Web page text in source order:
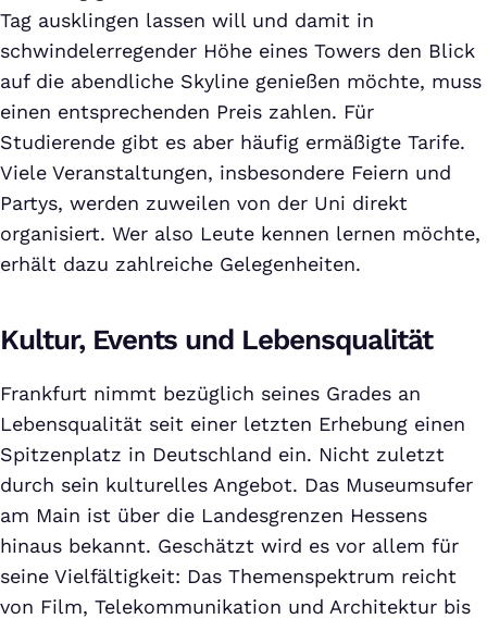
Tag ausklingen lassen will und damit in
schwindelerregender Höhe eines Towers den Blick
auf die abendliche Skyline genießen möchte, muss
einen entsprechenden Preis zahlen. Für
Studierende gibt es aber häufig ermäßigte Tarife.
Viele Veranstaltungen, insbesondere Feiern und
Partys, werden zuweilen von der Uni direkt
organisiert. Wer also Leute kennen lernen möchte,
erhält dazu zahlreiche Gelegenheiten.
Kultur, Events und Lebensqualität
Frankfurt nimmt bezüglich seines Grades an
Lebensqualität seit einer letzten Erhebung einen
Spitzenplatz in Deutschland ein. Nicht zuletzt
durch sein kulturelles Angebot. Das Museumsufer
am Main ist über die Landesgrenzen Hessens
hinaus bekannt. Geschätzt wird es vor allem für
seine Vielfältigkeit: Das Themenspektrum reicht
von Film, Telekommunikation und Architektur bis